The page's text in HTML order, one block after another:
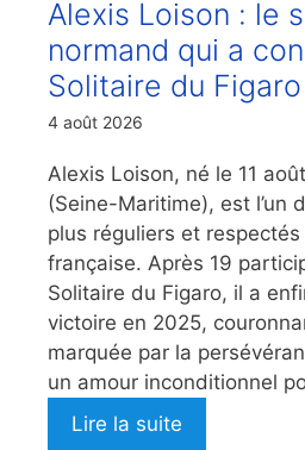
Alexis Loison : le
normand qui a
Solitaire du Figaro
4 août 2026
Alexis Loison, né le 11
(Seine-Maritime), est l’un
plus réguliers et
française. Après 19
Solitaire du Figaro, il a
victoire en 2025,
marquée par la
un amour inconditionnel
Lire la suite